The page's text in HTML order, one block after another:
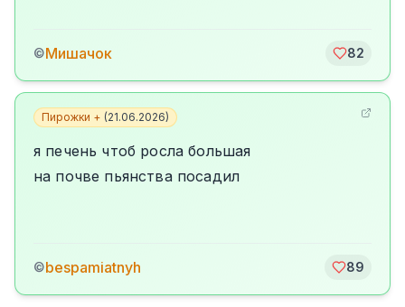
©Мишачок 82
Пирожки + (21.06.2026)
я печень чтоб росла большая
на почве пьянства посадил
©bespamiatnyh 89